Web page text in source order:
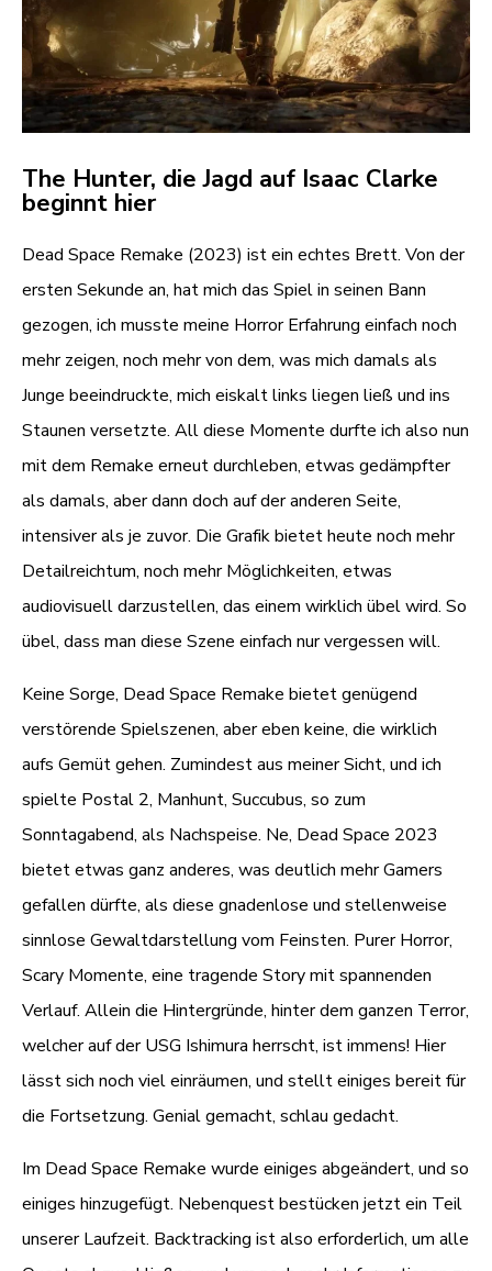
The Hunter, die Jagd auf Isaac Clarke
beginnt hier
Dead Space Remake (2023) ist ein echtes Brett. Von der
ersten Sekunde an, hat mich das Spiel in seinen Bann
gezogen, ich musste meine Horror Erfahrung einfach noch
mehr zeigen, noch mehr von dem, was mich damals als
Junge beeindruckte, mich eiskalt links liegen ließ und ins
Staunen versetzte. All diese Momente durfte ich also nun
mit dem Remake erneut durchleben, etwas gedämpfter
als damals, aber dann doch auf der anderen Seite,
intensiver als je zuvor. Die Grafik bietet heute noch mehr
Detailreichtum, noch mehr Möglichkeiten, etwas
audiovisuell darzustellen, das einem wirklich übel wird. So
übel, dass man diese Szene einfach nur vergessen will.
Keine Sorge, Dead Space Remake bietet genügend
verstörende Spielszenen, aber eben keine, die wirklich
aufs Gemüt gehen. Zumindest aus meiner Sicht, und ich
spielte Postal 2, Manhunt, Succubus, so zum
Sonntagabend, als Nachspeise. Ne, Dead Space 2023
bietet etwas ganz anderes, was deutlich mehr Gamers
gefallen dürfte, als diese gnadenlose und stellenweise
sinnlose Gewaltdarstellung vom Feinsten. Purer Horror,
Scary Momente, eine tragende Story mit spannenden
Verlauf. Allein die Hintergründe, hinter dem ganzen Terror,
welcher auf der USG Ishimura herrscht, ist immens! Hier
lässt sich noch viel einräumen, und stellt einiges bereit für
die Fortsetzung. Genial gemacht, schlau gedacht.
Im Dead Space Remake wurde einiges abgeändert, und so
einiges hinzugefügt. Nebenquest bestücken jetzt ein Teil
unserer Laufzeit. Backtracking ist also erforderlich, um alle